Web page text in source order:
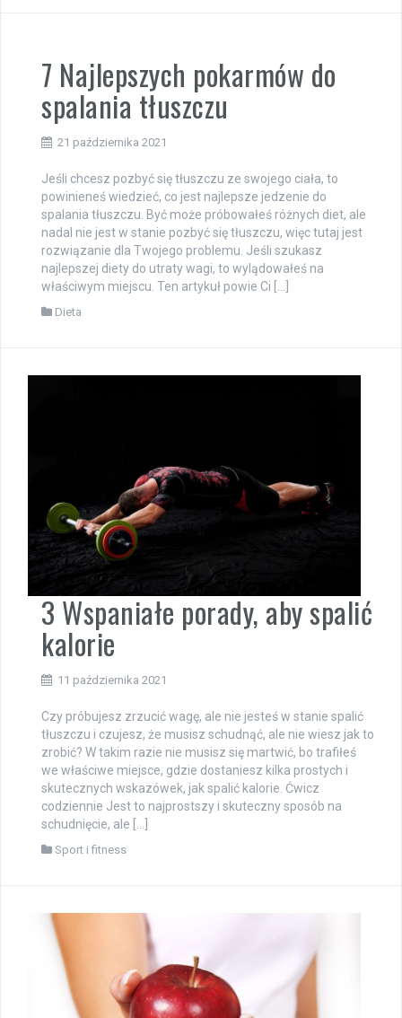
7 Najlepszych pokarmów do
spalania tłuszczu
21 października 2021
Jeśli chcesz pozbyć się tłuszczu ze swojego ciała, to
powinieneś wiedzieć, co jest najlepsze jedzenie do
spalania tłuszczu. Być może próbowałeś różnych diet, ale
nadal nie jest w stanie pozbyć się tłuszczu, więc tutaj jest
rozwiązanie dla Twojego problemu. Jeśli szukasz
najlepszej diety do utraty wagi, to wylądowałeś na
właściwym miejscu. Ten artykuł powie Ci […]
Dieta
3 Wspaniałe porady, aby spalić
kalorie
11 października 2021
Czy próbujesz zrzucić wagę, ale nie jesteś w stanie spalić
tłuszczu i czujesz, że musisz schudnąć, ale nie wiesz jak to
zrobić? W takim razie nie musisz się martwić, bo trafiłeś
we właściwe miejsce, gdzie dostaniesz kilka prostych i
skutecznych wskazówek, jak spalić kalorie. Ćwicz
codziennie Jest to najprostszy i skuteczny sposób na
schudnięcie, ale […]
Sport i fitness